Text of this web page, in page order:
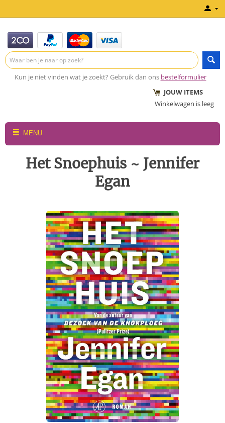
Kun je niet vinden wat je zoekt? Gebruik dan ons bestelformulier
JOUW ITEMS
Winkelwagen is leeg
MENU
Het Snoephuis ~ Jennifer
Egan